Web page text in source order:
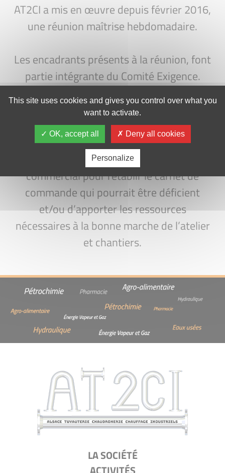
AT2CI a mis en œuvre depuis février 2016,
une réunion maîtrise hebdomadaire.
Les encadrants présents à la réunion, font
partie intégrante du Comité Exigence.
sécurité, santé, environnement et sur les
avancements des contrats.
Cela permet d’agir en amont sur l’aspect
commercial pour rétablir le carnet de
commande qui pourrait être déficient
et/ou d’apporter les ressources
nécessaires à la bonne marche de l’atelier
et chantiers.
LA SOCIÉTÉ
This site uses cookies and gives you control over what you
want to activate.
OK, accept all Deny all cookies
Personalize